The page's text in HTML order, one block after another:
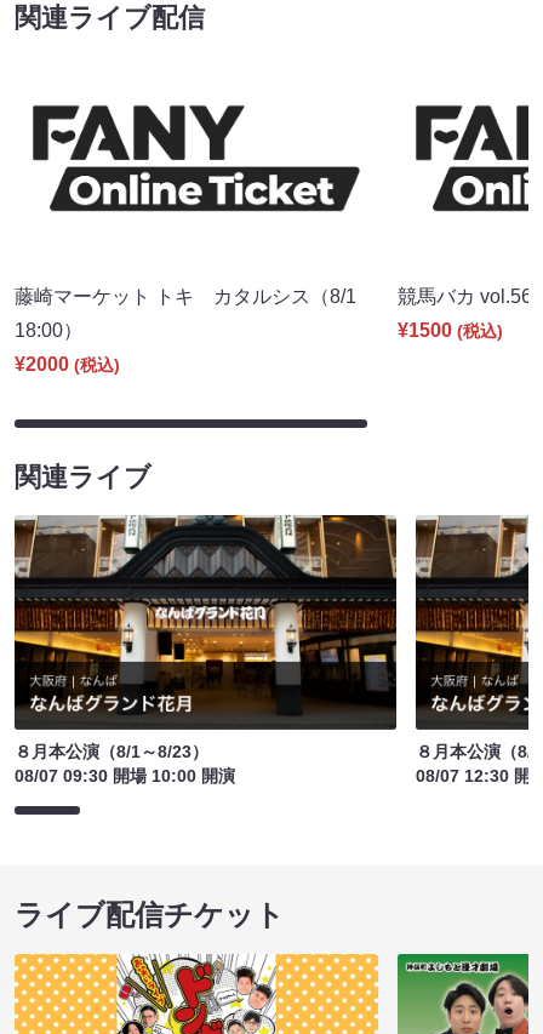
関連ライブ配信
藤崎マーケット トキ カタルシス（8/1
18:00）
¥2000 (税込)
競馬バカ
¥1500 (税込)
関連ライブ
８月本公演（8/1～8/23）
08/07 09:30 開場 10:00 開演
８月本公演（8/
08/07 12:30 開
ライブ配信チケット